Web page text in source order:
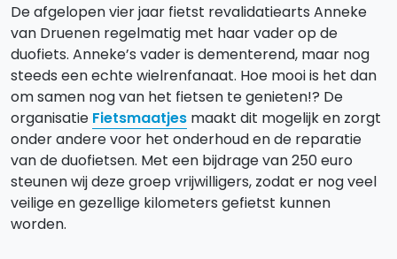
De afgelopen vier jaar fietst revalidatiearts Anneke
van Druenen regelmatig met haar vader op de
duofiets. Anneke’s vader is dementerend, maar nog
steeds een echte wielrenfanaat. Hoe mooi is het dan
om samen nog van het fietsen te genieten!? De
organisatie Fietsmaatjes maakt dit mogelijk en zorgt
onder andere voor het onderhoud en de reparatie
van de duofietsen. Met een bijdrage van 250 euro
steunen wij deze groep vrijwilligers, zodat er nog veel
veilige en gezellige kilometers gefietst kunnen
worden.